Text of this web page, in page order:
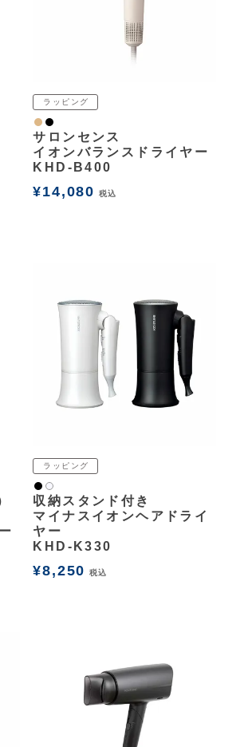
ラッピング
ナチュラル
黒
サロンセンス
イオンバランスドライヤー
KHD-B400
¥14,080 税込
ラッピング
黒 白2
収納スタンド付き
マイナスイオンヘアドライ
ヤー
KHD-K330
¥8,250 税込